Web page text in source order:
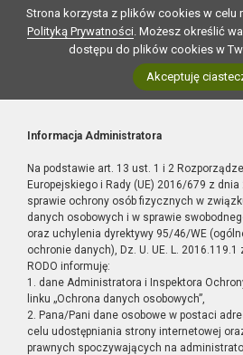
Strona korzysta z plików cookies w celu
Polityką Prywatności. Możesz określić
dostępu do plików cookies w
Akceptuję
Informacja Administratora
Na podstawie art. 13 ust. 1 i 2
Europejskiego i Rady (UE) 2016/679 z
sprawie ochrony osób fizycznych w
danych osobowych i w sprawie
oraz uchylenia dyrektywy 95/46/WE
ochronie danych), Dz. U. UE. L.
RODO informuję:
1. dane Administratora i Inspektora
linku „Ochrona danych osobowych”,
2. Pana/Pani dane osobowe w postaci
celu udostępniania strony internetowej
prawnych spoczywających na